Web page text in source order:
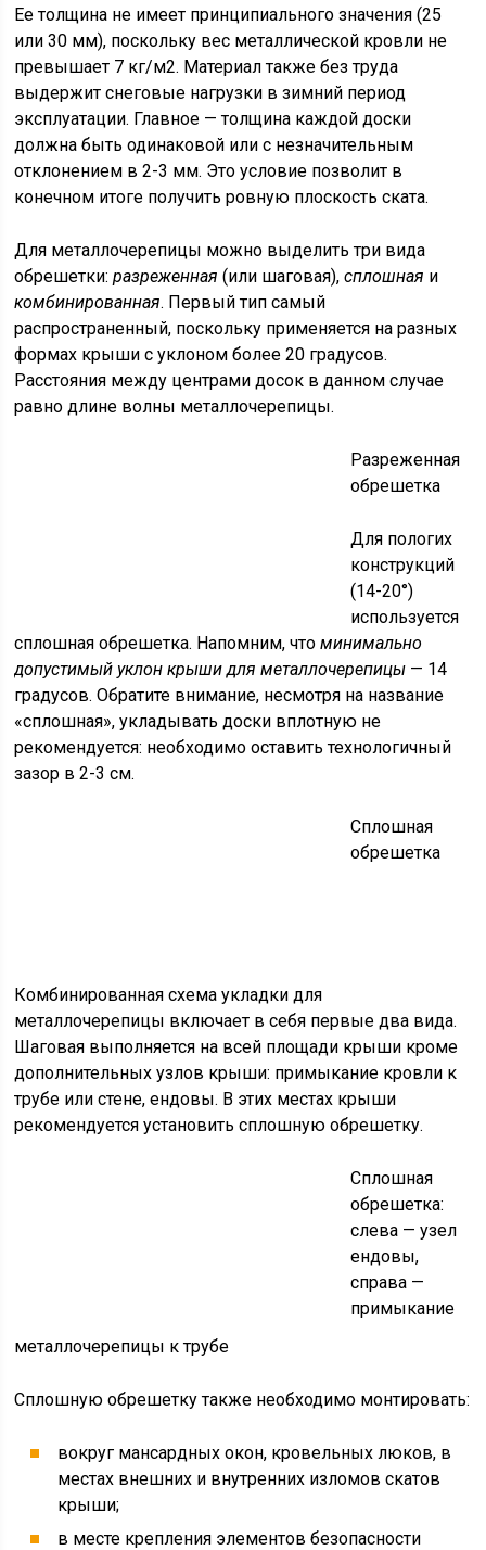
Ее толщина не имеет принципиального значения (25
или 30 мм), поскольку вес металлической кровли не
превышает 7 кг/м2. Материал также без труда
выдержит снеговые нагрузки в зимний период
эксплуатации. Главное — толщина каждой доски
должна быть одинаковой или с незначительным
отклонением в 2-3 мм. Это условие позволит в
конечном итоге получить ровную плоскость ската.
Для металлочерепицы можно выделить три вида
обрешетки:разреженная (или шаговая),сплошная и
комбинированная. Первый тип самый
распространенный, поскольку применяется на разных
формах крыши с уклоном более 20 градусов.
Расстояния между центрами досок в данном случае
равно длине волны металлочерепицы.
Разреженная
обрешетка
Для пологих
конструкций
(14-20°)
используется
сплошная обрешетка. Напомним, чтоминимально
допустимый уклон крыши для металлочерепицы — 14
градусов. Обратите внимание, несмотря на название
«сплошная», укладывать доски вплотную не
рекомендуется: необходимо оставить технологичный
зазор в 2-3 см.
Сплошная
обрешетка
Комбинированная схема укладки для
металлочерепицы включает в себя первые два вида.
Шаговая выполняется на всей площади крыши кроме
дополнительных узлов крыши: примыкание кровли к
трубе или стене, ендовы. В этих местах крыши
рекомендуется установить сплошную обрешетку.
Сплошная
обрешетка:
слева — узел
ендовы,
справа —
примыкание
металлочерепицы к трубе
Сплошную обрешетку также необходимо монтировать:
вокруг мансардных окон, кровельных люков, в
местах внешних и внутренних изломов скатов
крыши;
в месте крепления элементов безопасности